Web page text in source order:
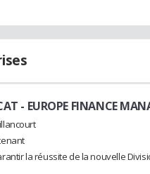
- EUROPE FINANCE
la réussite de la nouvelle